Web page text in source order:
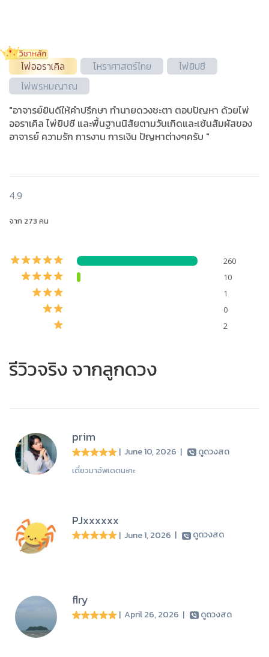
ไพ่ออราเคิล โหราศาสตร์ไทย
ไพ่ยิปซี
ไพ่พรหมญาณ
"อาจารย์ยินดีให้คำปรึกษา ทำนายดวงชะตา ตอบปัญหา ด้วยไพ่
ออราเคิล ไพ่ยิปซี และพื้นฐานนิสัยตามวันเกิดและเซ้นสัมผัสของ
อาจารย์ ความรัก การงาน การเงิน ปัญหาต่างๆครับ "
4.9
จาก 273 คน
260
10
1
0
2
รีวิวจริง จากลูกดวง
prim
| June 10, 2026 | ดูดวงสด
เดี๋ยวมาอัพเดตนะคะ
PJxxxxxx
| June 1, 2026 | ดูดวงสด
flry
| April 26, 2026 | ดูดวงสด